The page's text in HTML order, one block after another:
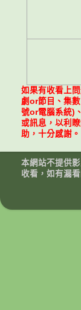
如果有收看上
劇or節目、集
號or電腦系統)
或訊息，以利
助，十分感謝。
本網站不提供
收看，如有漏